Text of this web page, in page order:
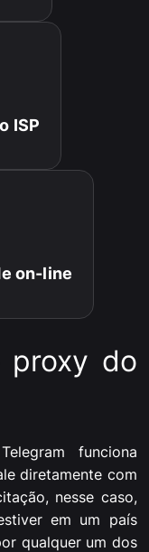
ISP
on-line
proxy do
funciona
diretamente com
nesse caso,
em um país
qualquer um dos